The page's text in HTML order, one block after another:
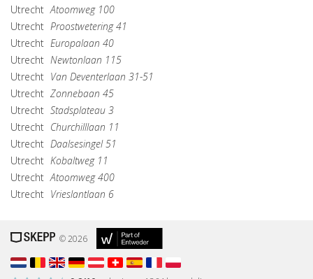
Utrecht Atoomweg 100
Utrecht Proostwetering 41
Utrecht Europalaan 40
Utrecht Newtonlaan 115
Utrecht Van Deventerlaan 31-51
Utrecht Zonnebaan 45
Utrecht Stadsplateau 3
Utrecht Churchilllaan 11
Utrecht Daalsesingel 51
Utrecht Kobaltweg 11
Utrecht Atoomweg 400
Utrecht Vrieslantlaan 6
© 2026